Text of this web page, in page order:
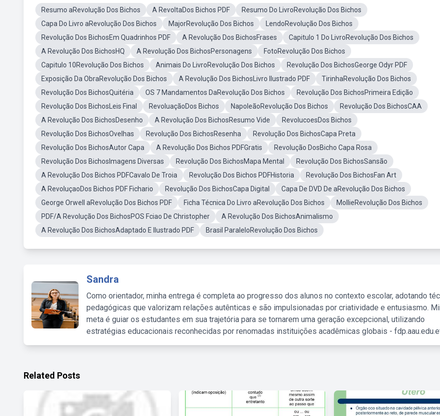
Resumo aRevolução Dos Bichos A RevoltaDos Bichos PDF
Resumo Do LivroRevolução Dos Bichos
Capa Do Livro aRevolução Dos Bichos
MajorRevolução Dos Bichos
LendoRevolução Dos Bichos
Revolução Dos BichosEm Quadrinhos PDF
A Revolução Dos BichosFrases
Capitulo 1 Do LivroRevolução Dos Bichos
A Revolução Dos BichosHQ
A Revolução Dos BichosPersonagens
FotoRevolução Dos Bichos
Capitulo 10Revolução Dos Bichos
Animais Do LivroRevolução Dos Bichos
Revolução Dos BichosGeorge Odyr PDF
Exposição Da ObraRevolução Dos Bichos
A Revolução Dos BichosLivro Ilustrado PDF
TirinhaRevolução Dos Bichos
Revolução Dos BichosQuitéria
OS 7 Mandamentos DaRevolução Dos Bichos
Revolução Dos BichosPrimeira Edição
Revolução Dos BichosLeis Final
RevoluaçãoDos Bichos NapoleãoRevolução Dos Bichos
Revolução Dos BichosCAA
A Revolução Dos BichosDesenho
A Revolução Dos BichosResumo Vide
RevolucoesDos Bichos
Revolução Dos BichosOvelhas
Revolução Dos BichosResenha
Revolução Dos BichosCapa Preta
Revolução Dos BichosAutor Capa
A Revolução Dos Bichos PDFGratis
Revolução DosBicho Capa Rosa
Revolução Dos BichosImagens Diversas
Revolução Dos BichosMapa Mental
Revolução Dos BichosSansão
A Revolução Dos Bichos PDFCavalo De Troia
Revolução Dos Bichos PDFHistoria
Revolução Dos BichosFan Art
A RevoluçaoDos Bichos PDF Fichario
Revolução Dos BichosCapa Digital
Capa De DVD De aRevolução Dos Bichos
George Orwell aRevolução Dos Bichos PDF
Ficha Técnica Do Livro aRevolução Dos Bichos
MollieRevolução Dos Bichos
PDF/A Revolução Dos BichosPOS Fciao De Christopher
A Revolução Dos BichosAnimalismo
A Revolução Dos BichosAdaptado E Ilustrado PDF
Brasil ParaleloRevolução Dos Bichos
Sandra
Como orientador, minha entrega é completa ao progresso dos alunos no contexto escolar, adotando
pedagógicas que valorizam relações autênticas e são impulsionadas por criatividade e entusiasmo.
meta é guiar os estudantes em sua trajetória para se tornarem uma geração excepcional, utilizando
estratégias educacionais reconhecidas por renomadas instituições acadêmicas globais -
Related Posts